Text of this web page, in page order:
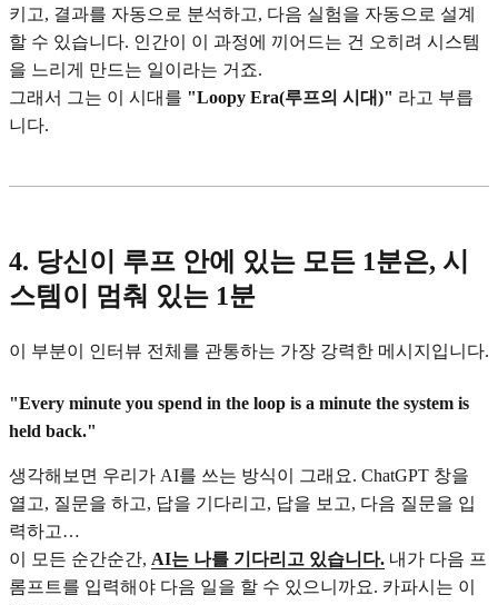
키고, 결과를 자동으로 분석하고, 다음 실험을 자동으로 설계
할 수 있습니다. 인간이 이 과정에 끼어드는 건 오히려 시스템
을 느리게 만드는 일이라는 거죠.
그래서 그는 이 시대를 "Loopy Era(루프의 시대)" 라고 부릅
니다.
4. 당신이 루프 안에 있는 모든 1분은, 시
스템이 멈춰 있는 1분
이 부분이 인터뷰 전체를 관통하는 가장 강력한 메시지입니다.
"Every minute you spend in the loop is a minute the system is
held back."
생각해보면 우리가 AI를 쓰는 방식이 그래요. ChatGPT 창을
열고, 질문을 하고, 답을 기다리고, 답을 보고, 다음 질문을 입
력하고…
이 모든 순간순간, AI는 나를 기다리고 있습니다. 내가 다음 프
롬프트를 입력해야 다음 일을 할 수 있으니까요. 카파시는 이